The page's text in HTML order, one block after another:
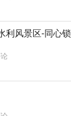
利风景区-同心锁